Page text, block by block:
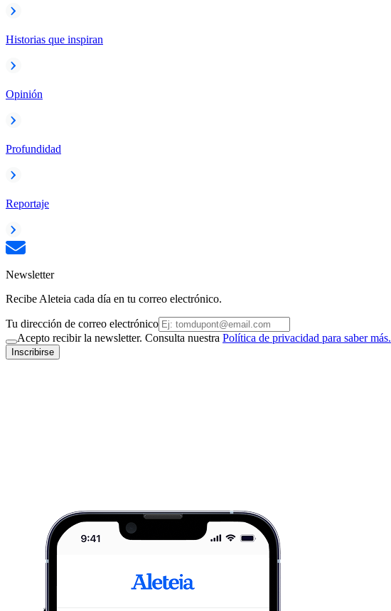
Historias que inspiran
Opinión
Profundidad
Reportaje
Newsletter
Recibe Aleteia cada día en tu correo electrónico.
Tu dirección de correo electrónico
Acepto recibir la newsletter. Consulta nuestra Política de privacidad para saber más.
Inscribirse